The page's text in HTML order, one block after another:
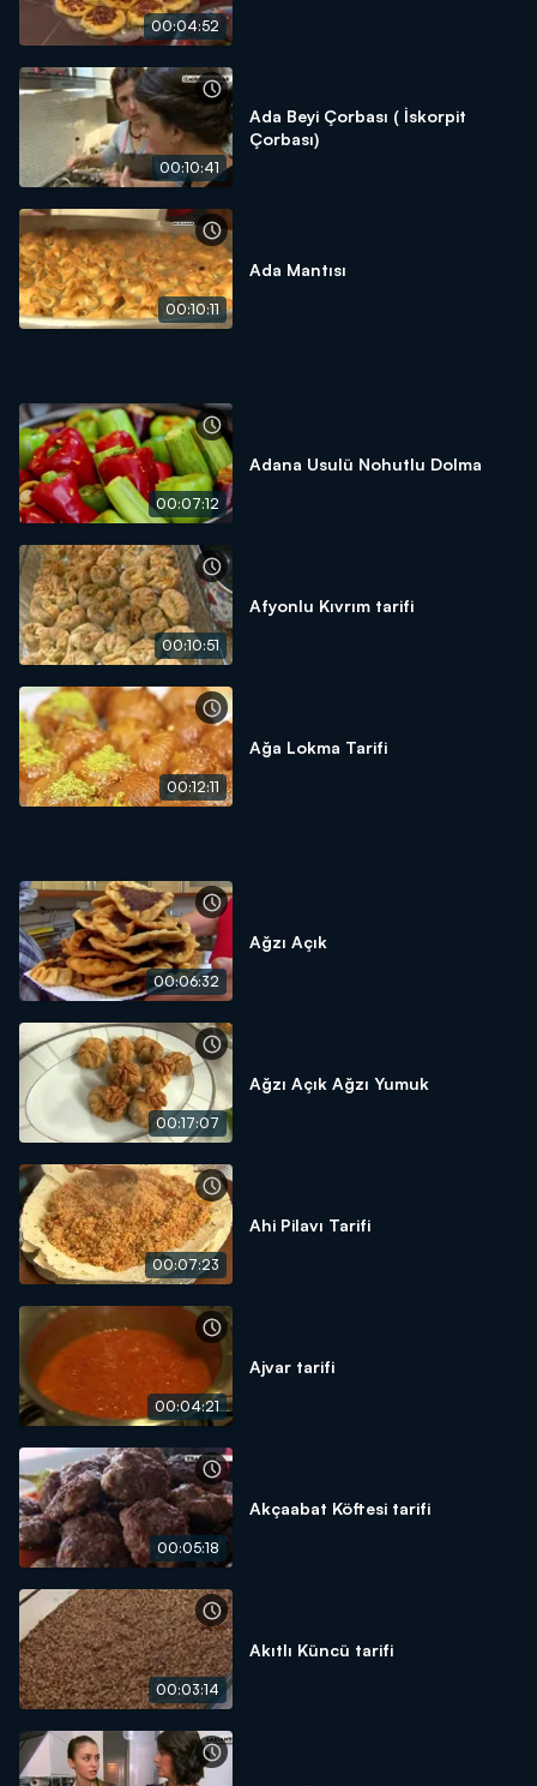
00:04:52
00:10:41
Ada Beyi Çorbası ( İskorpit
Çorbası)
00:10:11
Ada Mantısı
00:07:12
Adana Usulü Nohutlu Dolma
00:10:51
Afyonlu Kıvrım tarifi
00:12:11
Ağa Lokma Tarifi
00:06:32
Ağzı Açık
00:17:07
Ağzı Açık Ağzı Yumuk
00:07:23
Ahi Pilavı Tarifi
00:04:21
Ajvar tarifi
00:05:18
Akçaabat Köftesi tarifi
00:03:14
Akıtlı Küncü tarifi